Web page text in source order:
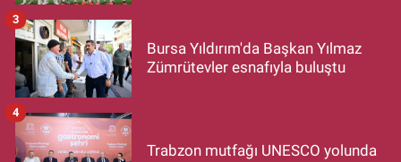
Bursa Yıldırım'da Başkan Yılmaz
Zümrütevler esnafıyla buluştu
3
Trabzon mutfağı UNESCO yolunda
4